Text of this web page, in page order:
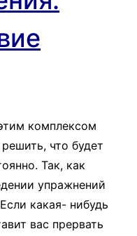
комплексом
что будет
Так, как
упражнений
какая- нибудь
вас прервать